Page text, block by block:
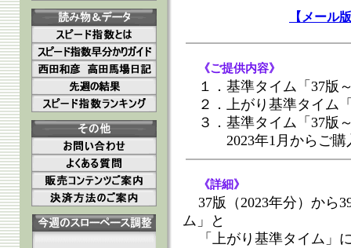
【メール
《ご提供内容》
１．基準タイム「37版
２．上がり基準タイム
３．基準タイム「37版
2023年1月からご購
《詳細》
37版（2023年分）から
ム」と
「上がり基準タイム」